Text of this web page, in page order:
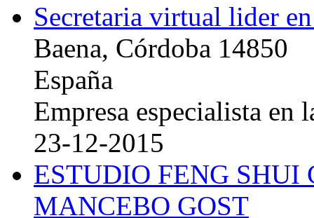
Secretaria virtual lider
Baena, Córdoba 14850
España
Empresa especialista en
23-12-2015
ESTUDIO FENG
MANCEBO GOST